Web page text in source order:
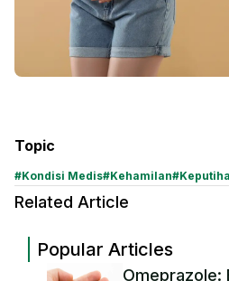
Topic
#Kondisi Medis#Kehamilan#
Related Article
Popular Articles
Omeprazole: